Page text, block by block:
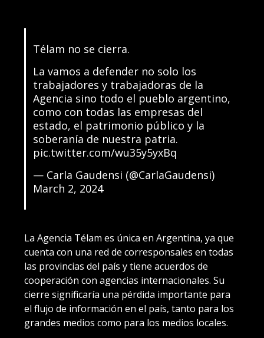
Télam no se cierra.
La vamos a defender no solo los
trabajadores y trabajadoras de la
Agencia sino todo el pueblo argentino,
como con todas las empresas del
estado, el patrimonio público y la
soberanía de nuestra patria.
pic.twitter.com/wu35y5yxBq
— Carla Gaudensi (@CarlaGaudensi)
March 2, 2024
La Agencia Télam es única en Argentina, ya que
cuenta con una red de corresponsales en todas
las provincias del país y tiene acuerdos de
cooperación con agencias internacionales. Su
cierre significaría una pérdida importante para
el flujo de información en el país, tanto para los
grandes medios como para los medios locales.